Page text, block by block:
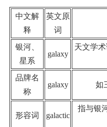
中文解
释
英文原
词
银河、
星系
galaxy
天文学
品牌名
称
galaxy 如
形容词 galactic
指与银